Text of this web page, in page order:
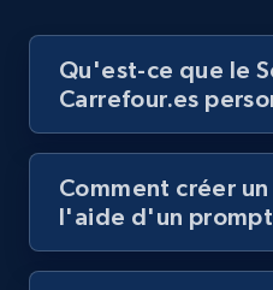
Youtube - Videos posts
posts by hashtags
URL, Title, Youtuber,
716+
Qu'est-ce que le
Carrefour.es
Comment créer
l'aide d'un prompt